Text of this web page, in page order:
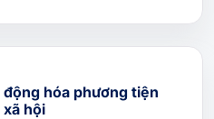
hóa phương tiện
hội